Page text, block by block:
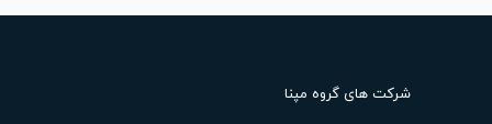
شرکت های گروه مپنا